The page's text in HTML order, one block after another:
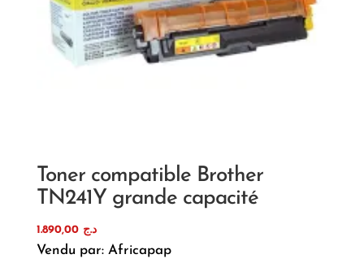
Toner compatible Brother
TN241Y grande capacité
د.ج 1.890,00
Vendu par: Africapap